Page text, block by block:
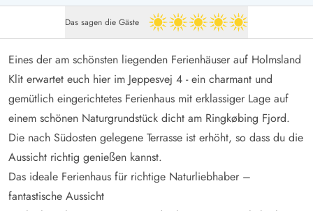
Das sagen die Gäste 5 von 5
Eines der am schönsten liegenden Ferienhäuser auf Holmsland
Klit erwartet euch hier im Jeppesvej 4 - ein charmant und
gemütlich eingerichtetes Ferienhaus mit erklassiger Lage auf
einem schönen Naturgrundstück dicht am Ringkøbing Fjord.
Die nach Südosten gelegene Terrasse ist erhöht, so dass du die
Aussicht richtig genießen kannst.
Das ideale Ferienhaus für richtige Naturliebhaber –
fantastische Aussicht